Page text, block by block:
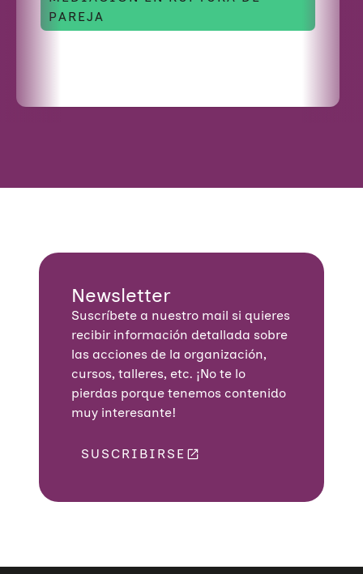
PAREJA
Newsletter
Suscríbete a nuestro mail si quieres
recibir información detallada sobre
las acciones de la organización,
cursos, talleres, etc. ¡No te lo
pierdas porque tenemos contenido
muy interesante!
SUSCRIBIRSE